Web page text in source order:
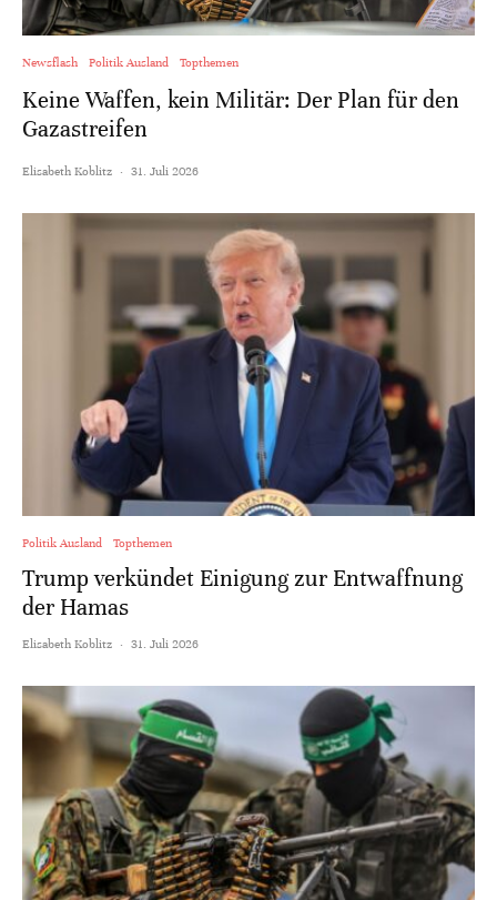
Newsflash Politik Ausland Topthemen
Keine Waffen, kein Militär: Der Plan für den
Gazastreifen
Elisabeth Koblitz · 31. Juli 2026
Politik Ausland Topthemen
Trump verkündet Einigung zur Entwaffnung
der Hamas
Elisabeth Koblitz · 31. Juli 2026